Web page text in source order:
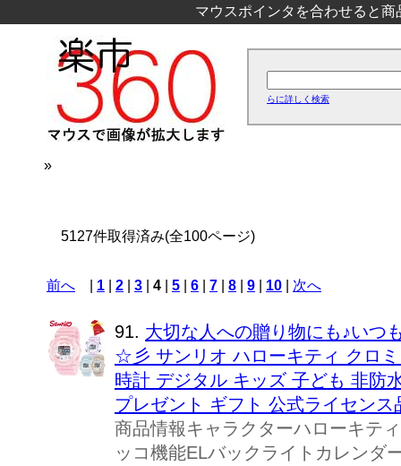
マウスポインタを合わせると
らに詳しく検索
»
5127件取得済み(全100ページ)
前へ 1 2 3 4 5 6 7 8 9 10 次へ
91. 大切な人への贈り物にも♪いつ
☆彡 サンリオ ハローキティ クロ
時計 デジタル キッズ 子ども 非防
プレゼント ギフト 公式ライセンス
商品情報キャラクターハローキテ
ッコ機能ELバックライトカレンダ